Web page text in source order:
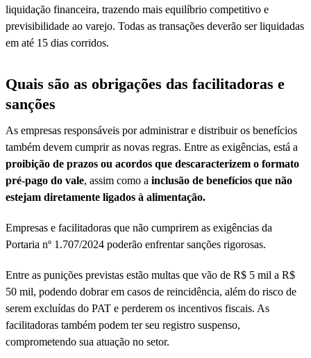
liquidação financeira, trazendo mais equilíbrio competitivo e
previsibilidade ao varejo. Todas as transações deverão ser liquidadas
em até 15 dias corridos.
Quais são as obrigações das facilitadoras e
sanções
As empresas responsáveis por administrar e distribuir os benefícios
também devem cumprir as novas regras. Entre as exigências, está a
proibição de prazos ou acordos que descaracterizem o formato
pré-pago do vale, assim como a inclusão de benefícios que não
estejam diretamente ligados à alimentação.
Empresas e facilitadoras que não cumprirem as exigências da
Portaria nº 1.707/2024 poderão enfrentar sanções rigorosas.
Entre as punições previstas estão multas que vão de R$ 5 mil a R$
50 mil, podendo dobrar em casos de reincidência, além do risco de
serem excluídas do PAT e perderem os incentivos fiscais. As
facilitadoras também podem ter seu registro suspenso,
comprometendo sua atuação no setor.